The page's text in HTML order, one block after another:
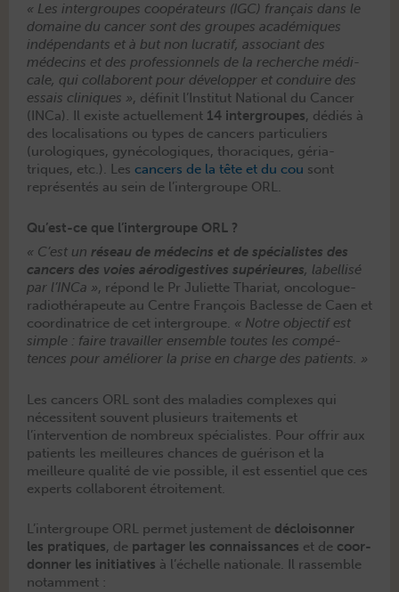
« Les inter­groupes coopéra­teurs (IGC) français dans le
domaine du can­cer sont des groupes académiques
indépen­dants et à but non lucratif, asso­ciant des
médecins et des pro­fes­sion­nels de la recherche médi­
cale, qui col­la­borent pour dévelop­per et con­duire des
essais clin­iques », définit l’Institut Nation­al du Can­cer
(INCa). Il existe actuelle­ment 14 inter­groupes, dédiés à
des local­i­sa­tions ou types de can­cers par­ti­c­uliers
(urologiques, gyné­cologiques, tho­raciques, géri­a­
triques, etc.). Les can­cers de la tête et du cou sont
représen­tés au sein de l’intergroupe ORL.
Qu’est-ce que l’intergroupe ORL ?
« C’est un réseau de médecins et de spé­cial­istes des
can­cers des voies aérodi­ges­tives supérieures, label­lisé
par l’INCa », répond le Pr Juli­ette Thari­at, onco­logue-
radio­thérapeute au Cen­tre François Baclesse de Caen et
coor­di­na­trice de cet inter­groupe. « Notre objec­tif est
sim­ple : faire tra­vailler ensem­ble toutes les com­pé­
tences pour amélior­er la prise en charge des patients. »
Les can­cers ORL sont des mal­adies com­plex­es qui
néces­si­tent sou­vent plusieurs traite­ments et
l’intervention de nom­breux spé­cial­istes. Pour offrir aux
patients les meilleures chances de guéri­son et la
meilleure qual­ité de vie pos­si­ble, il est essen­tiel que ces
experts col­la­borent étroitement.
L’intergroupe ORL per­met juste­ment de décloi­son­ner
les pra­tiques, de partager les con­nais­sances et de coor­
don­ner les ini­tia­tives à l’échelle nationale. Il rassem­ble
notamment :